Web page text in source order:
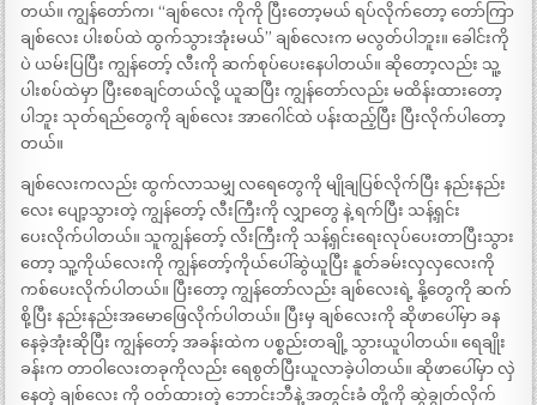
တယ်။ ကျွန်တော်က၊ “ချစ်လေး ကိုကို ပြီးတော့မယ် ရပ်လိုက်တော့ တော်ကြာ
ချစ်လေး ပါးစပ်ထဲ ထွက်သွားအုံးမယ်” ချစ်လေးက မလွတ်ပါဘူး။ ခေါင်းကို
ပဲ ယမ်းပြပြီး ကျွန်တော့် လီးကို ဆက်စုပ်ပေးနေပါတယ်။ ဆိုတော့လည်း သူ့
ပါးစပ်ထဲမှာ ပြီးစေချင်တယ်လို့ ယူဆပြီး ကျွန်တော်လည်း မထိန်းထားတော့
ပါဘူး သုတ်ရည်တွေကို ချစ်လေး အာဂေါင်ထဲ ပန်းထည့်ပြီး ပြီးလိုက်ပါတော့
တယ်။
ချစ်လေးကလည်း ထွက်လာသမျှ လရေတွေကို မျိုချပြစ်လိုက်ပြီး နည်းနည်း
လေး ပျော့သွားတဲ့ ကျွန်တော့် လီးကြီးကို လျှာတွေ နဲ့ ရက်ပြီး သန့်ရှင်း
ပေးလိုက်ပါတယ်။ သူကျွန်တော့် လိးကြီးကို သန့်ရှင်းရေးလုပ်ပေးတာပြီးသွား
တော့ သူ့ကိုယ်လေးကို ကျွန်တော့်ကိုယ်ပေါ်ဆွဲယူပြီး နူတ်ခမ်းလှလှလေးကို
ကစ်ပေးလိုက်ပါတယ်။ ပြီးတော့ ကျွန်တော်လည်း ချစ်လေးရဲ့ နို့တွေကို ဆက်
စို့ပြီး နည်းနည်းအမောဖြေလိုက်ပါတယ်။ ပြီးမှ ချစ်လေးကို ဆိုဖာပေါ်မှာ ခန
နေခဲ့အုံးဆိုပြီး ကျွန်တော့် အခန်းထဲက ပစ္စည်းတချို့ သွားယူပါတယ်။ ရေချိုး
ခန်းက တာဝါလေးတခုကိုလည်း ရေစွတ်ပြီးယူလာခဲ့ပါတယ်။ ဆိုဖာပေါ်မှာ လှဲ
နေတဲ့ ချစ်လေး ကို ဝတ်ထားတဲ့ ဘောင်းဘီနဲ့ အတွင်းခံ တို့ကို ဆွဲချွတ်လိုက်